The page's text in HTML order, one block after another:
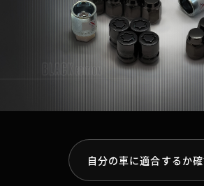
自分の車に適合するか